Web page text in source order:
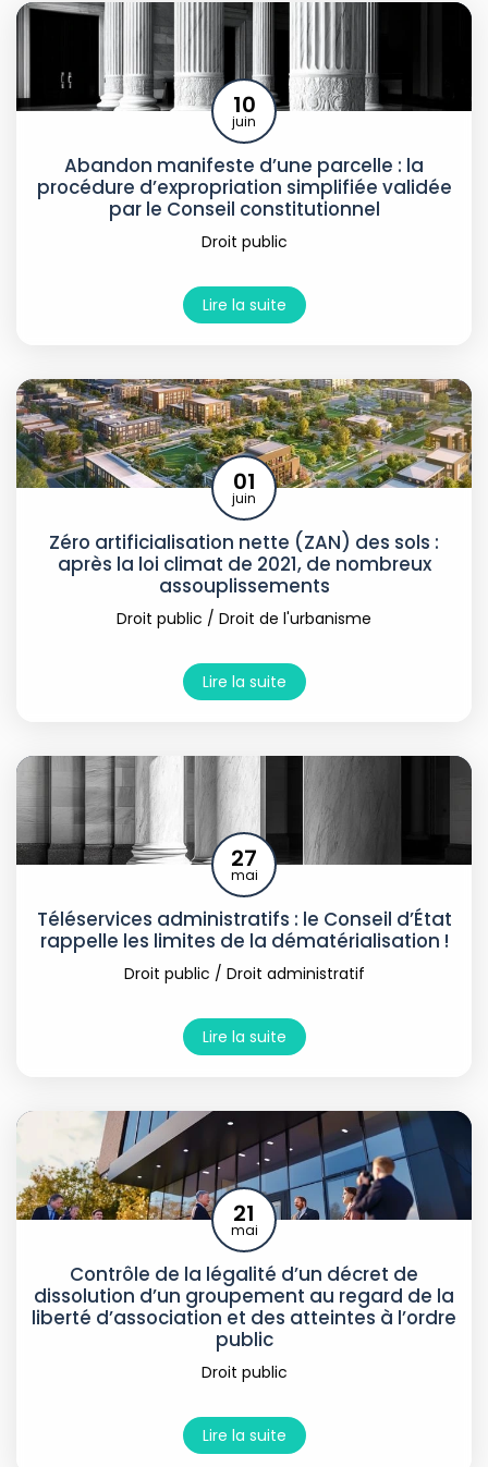
Abandon manifeste d’une parcelle : la
procédure d’expropriation simplifiée validée
par le Conseil constitutionnel
10
juin
Droit public
Lire la suite
Zéro artificialisation nette (ZAN) des sols :
après la loi climat de 2021, de nombreux
assouplissements
01
juin
Droit public / Droit de l'urbanisme
Lire la suite
Téléservices administratifs : le Conseil d’État
rappelle les limites de la dématérialisation !
27
mai
Droit public / Droit administratif
Lire la suite
Contrôle de la légalité d’un décret de
dissolution d’un groupement au regard de la
liberté d’association et des atteintes à l’ordre
public
21
mai
Droit public
Lire la suite